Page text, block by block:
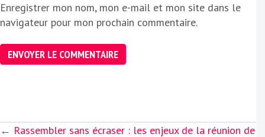
Enregistrer mon nom, mon e-mail et mon site dans le
navigateur pour mon prochain commentaire.
Posts
← Rassembler sans écraser : les enjeux de la réunion de